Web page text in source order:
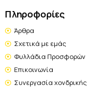
Πληροφορίες
Άρθρα
Σχετικά με εμάς
Φυλλάδια Προσφορών
Επικοινωνία
Συνεργασία χονδρικής